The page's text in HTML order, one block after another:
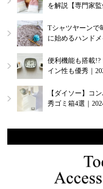
を解説【専門家監
Tシャツヤーンで
に始めるハンド
便利機能も搭載
イン性も優秀｜
【ダイソー】コ
秀ゴミ箱4選｜